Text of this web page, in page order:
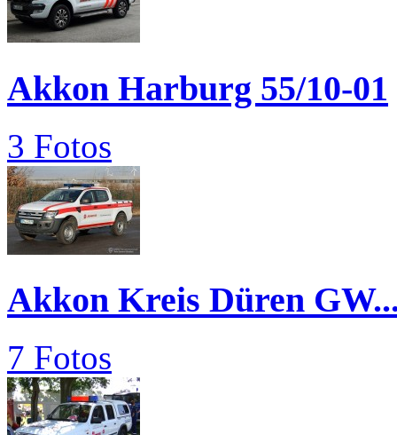
Akkon Harburg 55/10-01
3 Fotos
Akkon Kreis Düren
7 Fotos